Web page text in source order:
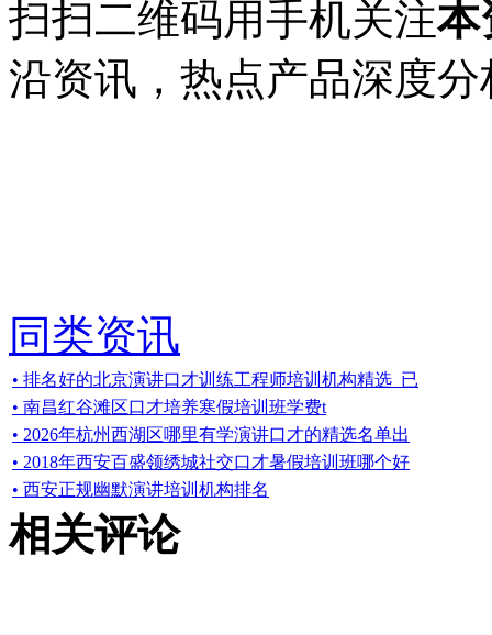
扫扫二维码用手机关注本
沿资讯，热点产品深度分
同类资讯
• 排名好的北京演讲口才训练工程师培训机构精选_已
• 南昌红谷滩区口才培养寒假培训班学费t
• 2026年杭州西湖区哪里有学演讲口才的精选名单出
• 2018年西安百盛领绣城社交口才暑假培训班哪个好
• 西安正规幽默演讲培训机构排名
相关评论